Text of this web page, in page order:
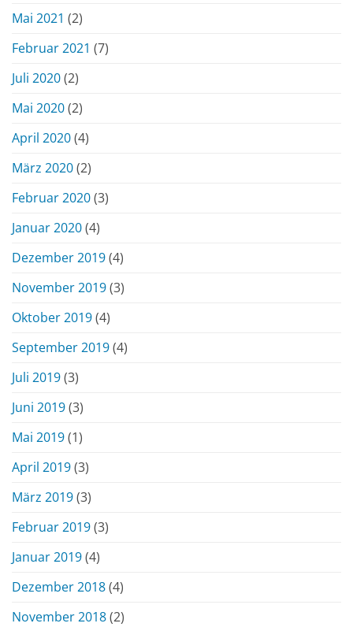
Mai 2021 (2)
Februar 2021 (7)
Juli 2020(2)
Mai 2020(2)
April 2020(4)
März 2020(2)
Februar 2020(3)
Januar 2020(4)
Dezember 2019(4)
November 2019(3)
Oktober 2019(4)
September 2019(4)
Juli 2019(3)
Juni 2019(3)
Mai 2019(1)
April 2019(3)
März 2019(3)
Februar 2019(3)
Januar 2019(4)
Dezember 2018(4)
November 2018(2)